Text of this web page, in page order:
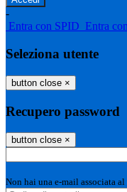
-
Entra con SPID Entra
Seleziona utente
button close ×
Recupero password
button close ×
Non hai una e-mail associata